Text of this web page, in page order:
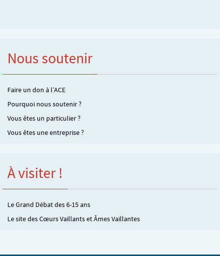
Nous soutenir
Faire un don à l’ACE
Pourquoi nous soutenir ?
Vous êtes un particulier ?
Vous êtes une entreprise ?
À visiter !
Le Grand Débat des 6-15 ans
Le site des Cœurs Vaillants et Âmes Vaillantes